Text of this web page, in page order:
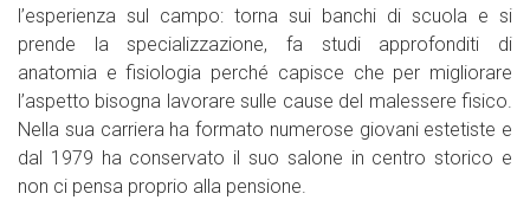
l’esperienza sul campo: torna sui banchi di scuola e si
prende la specializzazione, fa studi approfonditi di
anatomia e fisiologia perché capisce che per migliorare
l’aspetto bisogna lavorare sulle cause del malessere fisico.
Nella sua carriera ha formato numerose giovani estetiste e
dal 1979 ha conservato il suo salone in centro storico e
non ci pensa proprio alla pensione.